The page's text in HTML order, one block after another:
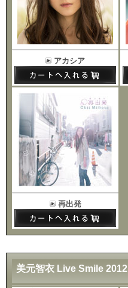
アカシア
再出発
美元智衣 Live Smile 2012